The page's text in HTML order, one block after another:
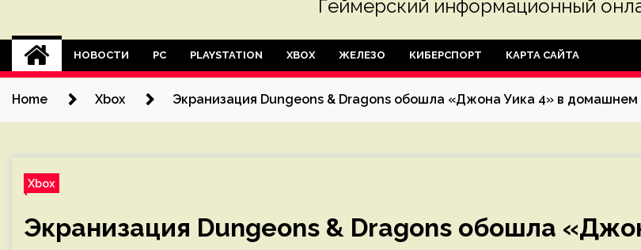
Геймерский информационный
НОВОСТИ PC PLAYSTATION XBOX ЖЕЛЕЗО КИБЕРСПОРТ КАРТА САЙТА
Home Xbox Экранизация Dungeons & Dragons обошла «Джона Уика 4» в домашнем
Xbox
Экранизация Dungeons & Dragons обошла